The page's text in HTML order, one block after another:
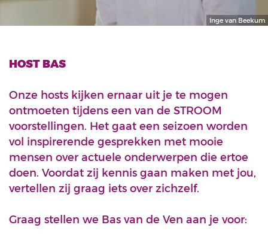
Inge van Beekum
HOST BAS
Onze hosts kijken ernaar uit je te mogen
ontmoeten tijdens een van de STROOM
voorstellingen. Het gaat een seizoen worden
vol inspirerende gesprekken met mooie
mensen over actuele onderwerpen die ertoe
doen. Voordat zij kennis gaan maken met jou,
vertellen zij graag iets over zichzelf.
Graag stellen we Bas van de Ven aan je voor: